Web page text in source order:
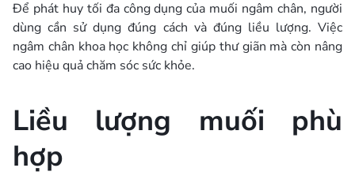
Để phát huy tối đa công dụng của muối ngâm chân, người
dùng cần sử dụng đúng cách và đúng liều lượng. Việc
ngâm chân khoa học không chỉ giúp thư giãn mà còn nâng
cao hiệu quả chăm sóc sức khỏe.
Liều lượng muối phù
hợp